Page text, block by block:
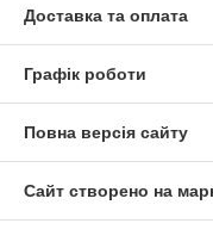
Доставка та оплата
Графік роботи
Повна версія сайту
Сайт створено на